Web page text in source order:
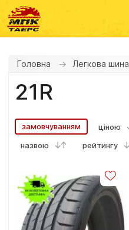
Головна Легкова шина
21R
замовчуванням
ціною
назвою
рейтингу